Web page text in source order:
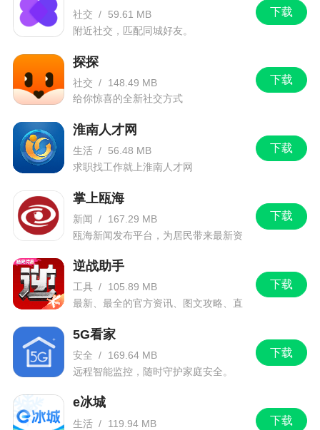
下载
社交 /
59.61 MB
附近社交，匹配同城好友。
下载
探探
社交 /
148.49 MB
给你惊喜的全新社交方式
下载
淮南人才网
生活 /
56.48 MB
求职找工作就上淮南人才网
下载
掌上瓯海
新闻 /
167.29 MB
瓯海新闻发布平台，为居民带来最新资
下载
逆战助手
工具 /
105.89 MB
最新、最全的官方资讯、图文攻略、直
下载
5G看家
安全 /
169.64 MB
远程智能监控，随时守护家庭安全。
下载
e冰城
生活 /
119.94 MB